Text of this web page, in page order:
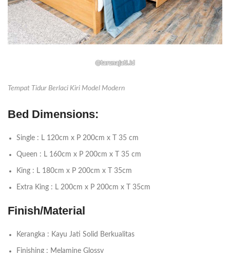
Tempat Tidur Berlaci Kiri Model Modern
Bed Dimensions:
Single : L 120cm x P 200cm x T 35 cm
Queen : L 160cm x P 200cm x T 35 cm
King : L 180cm x P 200cm x T 35cm
Extra King : L 200cm x P 200cm x T 35cm
Finish/Material
Kerangka : Kayu Jati Solid Berkualitas
Finishing : Melamine Glossy